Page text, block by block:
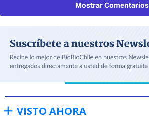
Mostrar Comentarios
VISTO AHORA